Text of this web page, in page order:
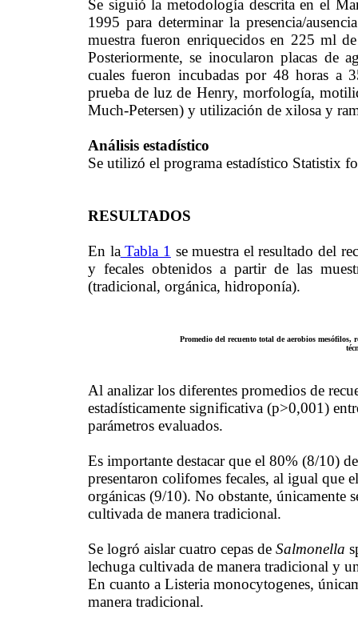
Se siguió la metodología descrita en el
1995 para determinar la presencia/
muestra fueron enriquecidos en 225 ml
Posteriormente, se inocularon placas de
cuales fueron incubadas por 48 horas a
prueba de luz de Henry, morfología,
Much-Petersen) y utilización de xilosa y
Análisis estadístico
Se utilizó el programa estadístico Statistix
RESULTADOS
En laTabla 1 se muestra el resultado del
y fecales obtenidos a partir de las
(tradicional, orgánica, hidroponía).
Promedio del recuento total de aerobios mesófilos,
Al analizar los diferentes promedios de
estadísticamente significativa (p>0,001)
parámetros evaluados.
Es importante destacar que el 80% (8/10)
presentaron colifomes fecales, al igual que
orgánicas (9/10). No obstante, únicamente
cultivada de manera tradicional.
Se logró aislar cuatro cepas de Salmonella
lechuga cultivada de manera tradicional y
En cuanto a Listeria monocytogenes,
manera tradicional.